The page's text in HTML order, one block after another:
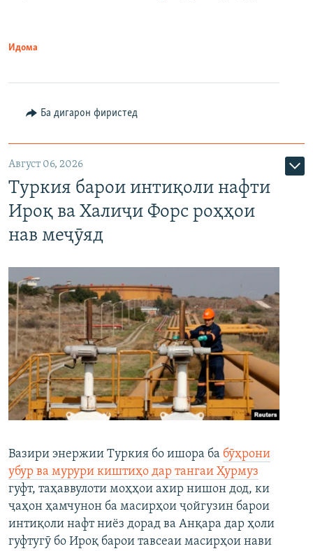
Идома
Ба дигарон фиристед
Август 06, 2026
Туркия барои интиқоли нафти
Ироқ ва Халиҷи Форс роҳҳои
нав меҷӯяд
Вазири энержии Туркия бо ишора ба бӯҳрони
убур ва мурури киштиҳо дар тангаи Ҳурмуз
гуфт, таҳаввулоти моҳҳои ахир нишон дод, ки
ҷаҳон ҳамчунон ба масирҳои ҷойгузин барои
интиқоли нафт ниёз дорад ва Анқара дар ҳоли
гуфтугӯ бо Ироқ барои тавсеаи масирҳои нави